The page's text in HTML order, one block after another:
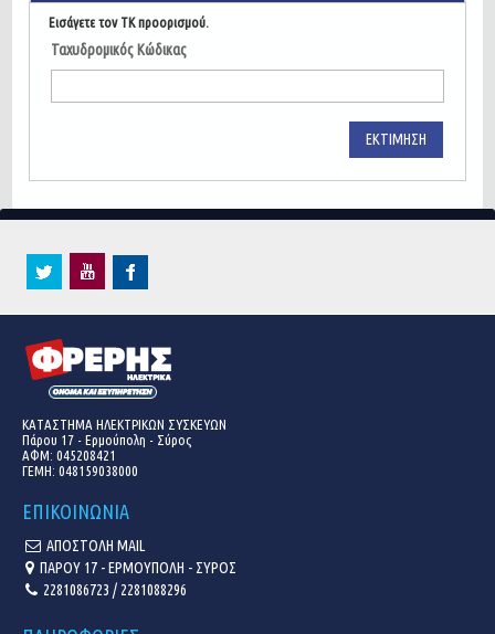
Εισάγετε τον ΤΚ προορισμού.
Ταχυδρομικός Κώδικας
ΕΚΤΊΜΗΣΗ
ΚΑΤΑΣΤΗΜΑ ΗΛΕΚΤΡΙΚΩΝ ΣΥΣΚΕΥΩΝ
Πάρου 17 - Ερμούπολη - Σύρος
ΑΦΜ: 045208421
ΓΕΜΗ: 048159038000
ΕΠΙΚΟΙΝΩΝΙΑ
ΑΠΟΣΤΟΛΗ MAIL
ΠΑΡΟΥ 17 - ΕΡΜΟΥΠΟΛΗ - ΣΥΡΟΣ
2281086723 / 2281088296